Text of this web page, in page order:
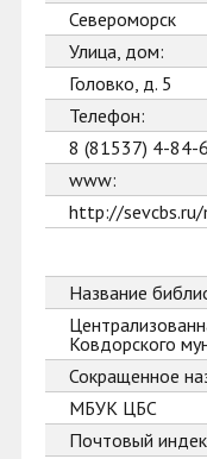
Североморск
Улица, дом:
Головко, д. 5
Телефон:
8 (81537) 4-84-
www:
http://
Название
Ковдорского
Сокращенное
МБУК ЦБС
Почтовый